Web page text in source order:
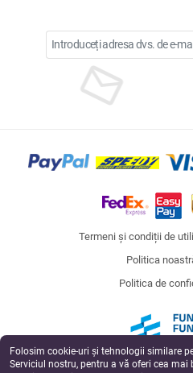
Termeni și condiții de
Politica
Politica de
Fund of
Folosim cookie-uri și tehnologii similare
Serviciul nostru, pentru a vă oferi cea